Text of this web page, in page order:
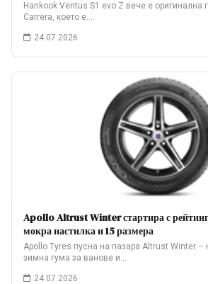
Hankook Ventus S1 evo Z вече е оригинална
Carrera, което е…
24.07.2026
Apollo Altrust Winter стартира с
мокра настилка и 15 размера
Apollo Tyres пусна на пазара Altrust Winter –
зимна гума за ванове и…
24.07.2026